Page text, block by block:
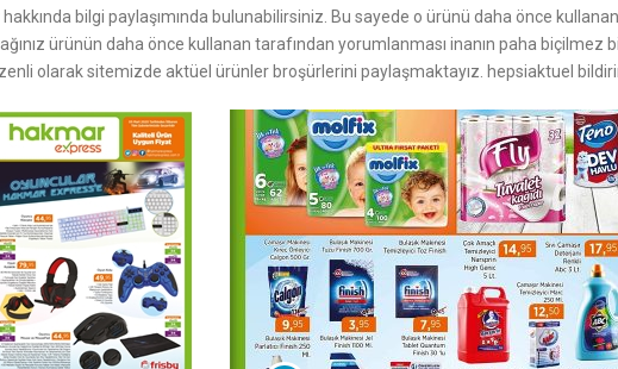
bilgi paylaşımında bulunabilirsiniz. Bu sayede o ürünü daha önce
ürünün daha önce kullanan tarafından yorumlanması inanın paha
olarak sitemizde aktüel ürünler broşürlerini paylaşmaktayız. hepsiaktuel